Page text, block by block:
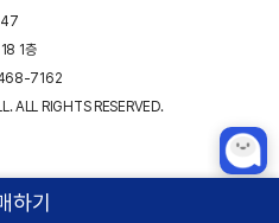
1층
468-7162
ALL RIGHTS RESERVED.
하기